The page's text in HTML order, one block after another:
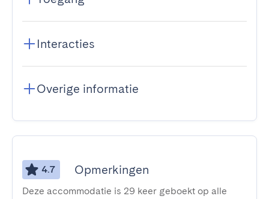
Interacties
Overige informatie
4.7 Opmerkingen
Deze accommodatie is 29 keer geboekt op alle